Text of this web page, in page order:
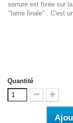
serrure est fixée sur
"lame finale" . C'est
Quantité